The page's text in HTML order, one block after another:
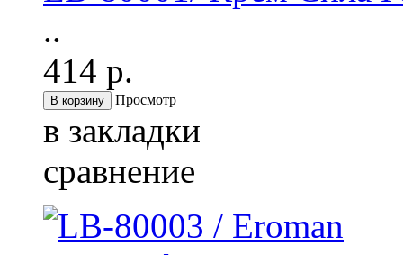
..
414 р.
Просмотр
в закладки
сравнение